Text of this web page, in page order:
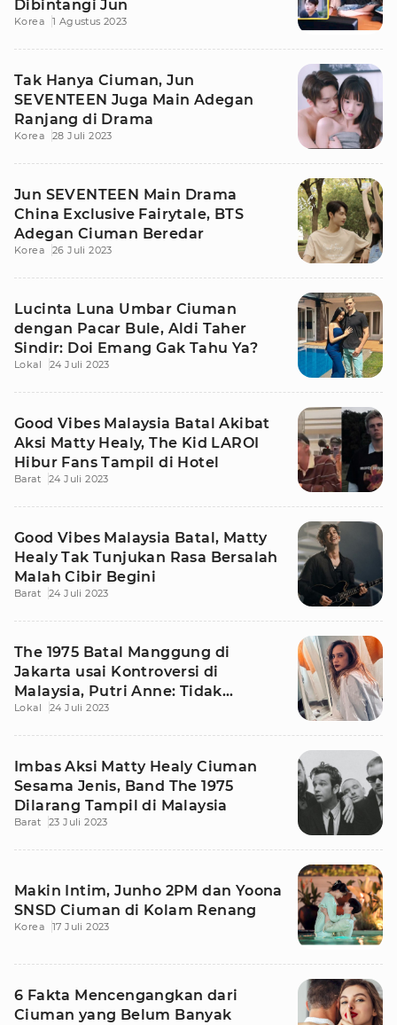
Dibintangi Jun
Korea 1 Agustus 2023
Tak Hanya Ciuman, Jun
SEVENTEEN Juga Main Adegan
Ranjang di Drama
Korea 28 Juli 2023
Jun SEVENTEEN Main Drama
China Exclusive Fairytale, BTS
Adegan Ciuman Beredar
Korea 26 Juli 2023
Lucinta Luna Umbar Ciuman
dengan Pacar Bule, Aldi Taher
Sindir: Doi Emang Gak Tahu Ya?
Lokal 24 Juli 2023
Good Vibes Malaysia Batal Akibat
Aksi Matty Healy, The Kid LAROI
Hibur Fans Tampil di Hotel
Barat 24 Juli 2023
Good Vibes Malaysia Batal, Matty
Healy Tak Tunjukan Rasa Bersalah
Malah Cibir Begini
Barat 24 Juli 2023
The 1975 Batal Manggung di
Jakarta usai Kontroversi di
Malaysia, Putri Anne: Tidak
Profesional
Lokal 24 Juli 2023
Imbas Aksi Matty Healy Ciuman
Sesama Jenis, Band The 1975
Dilarang Tampil di Malaysia
Barat 23 Juli 2023
Makin Intim, Junho 2PM dan Yoona
SNSD Ciuman di Kolam Renang
Korea 17 Juli 2023
6 Fakta Mencengangkan dari
Ciuman yang Belum Banyak